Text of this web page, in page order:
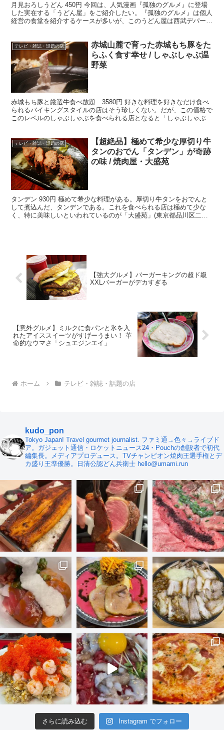
月見おろしうどん 450円 今回は、人気漫画『孤独のグルメ』に登場
した実在する「うどん屋」をご紹介したい。『孤独のグルメ』は個人
経営の食堂を紹介するケースが多いが、このうどん屋は西武デパート
テレビ・雑誌・話題の店
赤城山麓で育った赤城もち豚をた
らふく食す幸せ / しゃぶしゃぶ温
野菜
赤城もち豚と厳選牛食べ放題 3580円 好きな料理を好きなだけ食べ
られるバイキングスタイルの店はそう珍しくない。だが、この価格で
このレベルのしゃぶしゃぶを食べられる店となると「しゃぶしゃぶ温
テレビ・雑誌・話題の店
【超絶品】極めて希少な厚切り牛
タンのおでん「タンデン」が奇跡
の味 / 焼肉屋・大盛苑
タンデン 930円 極めて希少な料理がある。厚切り牛タンをおでんと
して煮込んだ、タンデンである。これを食べられる店は極めて少な
く、特に美味しいといわれているのが「大盛苑」(東京都品川区二葉
【強大グルメ】バーガーキングの超ド級
XXLバーガーがデカすぎる
【意外グルメ】ミルクに食パンと氷を入
れたアイススイーツがすげーうまい！ 革
命的なウマさ「シュエジンエイ」
ホーム テレビ・雑誌・話題の店
kudo_pon
Tokyo Japan! Travel gourmet journalist. ファミ通→色々→ライブド
ア。ガジェット通信・ロケットニュース24・Pouchの創設者で初代
編集長。メディアプロデュース。TVチャンピオン焼肉王選手権とデ
カ盛り王準優勝。日清公認どん兵衛士 hello@umami.run
さらに読み込む Instagram でフォロー